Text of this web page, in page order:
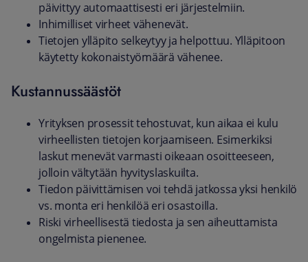
päivittyy automaattisesti eri järjestelmiin.
Inhimilliset virheet vähenevät.
Tietojen ylläpito selkeytyy ja helpottuu. Ylläpitoon
käytetty kokonaistyömäärä vähenee.
Kustannussäästöt
Yrityksen prosessit tehostuvat, kun aikaa ei kulu
virheellisten tietojen korjaamiseen. Esimerkiksi
laskut menevät varmasti oikeaan osoitteeseen,
jolloin vältytään hyvityslaskuilta.
Tiedon päivittämisen voi tehdä jatkossa yksi henkilö
vs. monta eri henkilöä eri osastoilla.
Riski virheellisestä tiedosta ja sen aiheuttamista
ongelmista pienenee.